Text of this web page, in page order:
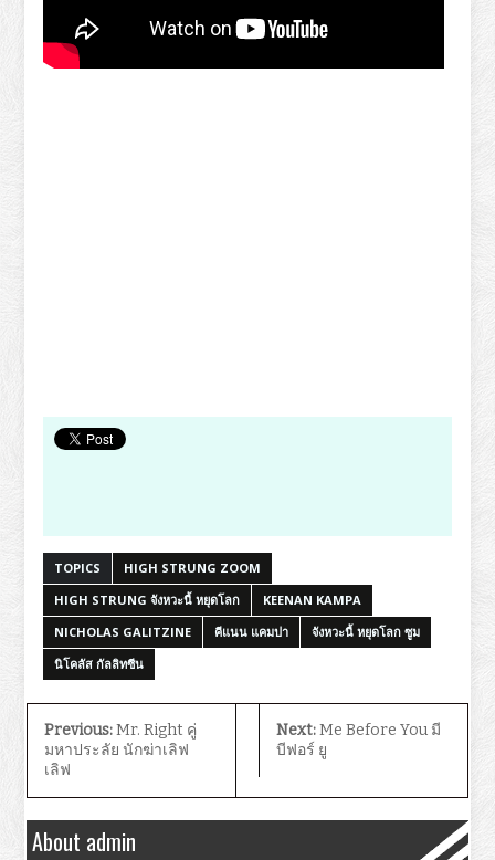
TOPICS
HIGH STRUNG ZOOM
HIGH STRUNG จังหวะนี้ หยุดโลก
KEENAN KAMPA
NICHOLAS GALITZINE
คีแนน แคมปา
จังหวะนี้ หยุดโลก ซูม
นิโคลัส กัลลิทซีน
Previous:Mr. Right คู่
มหาประลัย นักฆ่าเลิฟ
เลิฟ
Next:Me Before You มี
บีฟอร์ ยู
About admin